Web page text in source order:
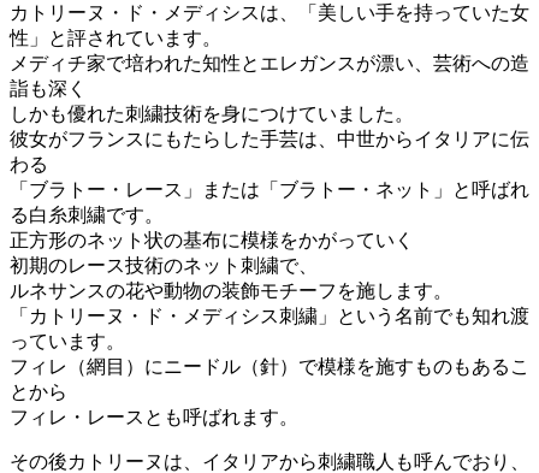
カトリーヌ・ド・メディシスは、「美しい手を持っていた女
性」と評されています。
メディチ家で培われた知性とエレガンスが漂い、芸術への造
詣も深く
しかも優れた刺繍技術を身につけていました。
彼女がフランスにもたらした手芸は、中世からイタリアに伝
わる
「ブラトー・レース」または「ブラトー・ネット」と呼ばれ
る白糸刺繍です。
正方形のネット状の基布に模様をかがっていく
初期のレース技術のネット刺繍で、
ルネサンスの花や動物の装飾モチーフを施します。
「カトリーヌ・ド・メディシス刺繍」という名前でも知れ渡
っています。
フィレ（網目）にニードル（針）で模様を施すものもあるこ
とから
フィレ・レースとも呼ばれます。
その後カトリーヌは、イタリアから刺繍職人も呼んでおり、